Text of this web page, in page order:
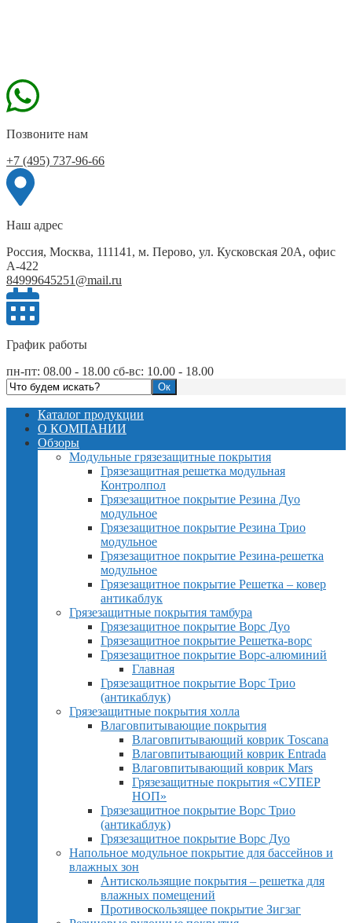
Позвоните нам
+7 (495) 737-96-66
Наш адрес
Россия, Москва, 111141, м. Перово, ул. Кусковская 20А, офис
А-422
84999645251@mail.ru
График работы
пн-пт: 08.00 - 18.00 сб-вс: 10.00 - 18.00
Каталог продукции
О КОМПАНИИ
Обзоры
Модульные грязезащитные покрытия
Грязезащитная решетка модульная
Контролпол
Грязезащитное покрытие Резина Дуо
модульное
Грязезащитное покрытие Резина Трио
модульное
Грязезащитное покрытие Резина-решетка
модульное
Грязезащитное покрытие Решетка – ковер
антикаблук
Грязезащитные покрытия тамбура
Грязезащитное покрытие Ворс Дуо
Грязезащитное покрытие Решетка-ворс
Грязезащитное покрытие Ворс-алюминий
Главная
Грязезащитное покрытие Ворс Трио
(антикаблук)
Грязезащитные покрытия холла
Влаговпитывающие покрытия
Влаговпитывающий коврик Toscana
Влаговпитывающий коврик Entrada
Влаговпитывающий коврик Mars
Грязезащитные покрытия «СУПЕР
НОП»
Грязезащитное покрытие Ворс Трио
(антикаблук)
Грязезащитное покрытие Ворс Дуо
Напольное модульное покрытие для бассейнов и
влажных зон
Антискользящие покрытия – решетка для
влажных помещений
Противоскользящее покрытие Зигзаг